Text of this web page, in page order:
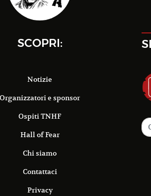
SCOPRI:
Notizie
Organizzatori e sponsor
Ospiti TNHF
Hall of Fear
Chi siamo
Contattaci
Privacy